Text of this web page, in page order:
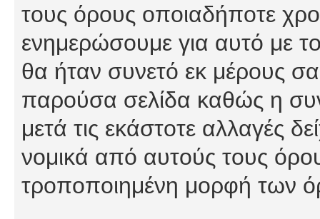
τους όρους οποιαδήποτε
ενημερώσουμε για αυτό με
θα ήταν συνετό εκ μέρους
παρούσα σελίδα καθώς η
μετά τις εκάστοτε αλλαγές
νομικά από αυτούς τους
τροποποιημένη μορφή των